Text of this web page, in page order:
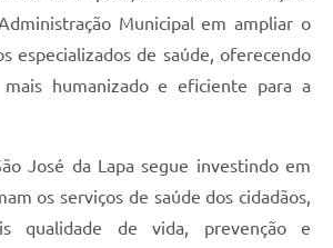
Municipal em ampliar o
especializados de saúde, oferecendo
humanizado e eficiente para a
José da Lapa segue investindo em
os serviços de saúde dos cidadãos,
qualidade de vida, prevenção e